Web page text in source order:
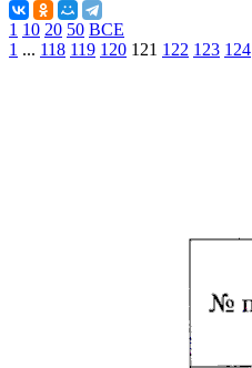
1 10 20 50 ВСЕ
1 ... 118 119 120 121 122 123 124